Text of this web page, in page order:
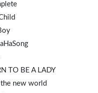
TO BE A LADY
new world